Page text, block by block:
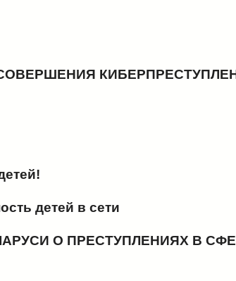
детей в сети
О ПРЕСТУПЛЕНИЯХ В